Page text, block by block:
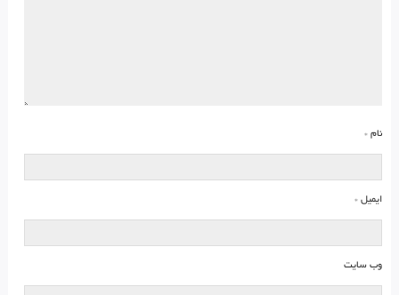
نام *
ایمیل *
وب‌ سایت